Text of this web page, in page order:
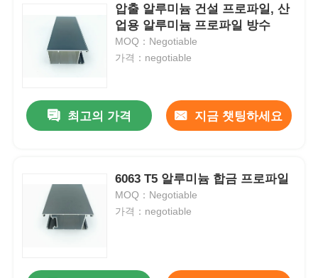
압출 알루미늄 건설 프로파일, 산
업용 알루미늄 프로파일 방수
MOQ：Negotiable
가격：negotiable
최고의 가격 지금 챗팅하세요
6063 T5 알루미늄 합금 프로파일
MOQ：Negotiable
가격：negotiable